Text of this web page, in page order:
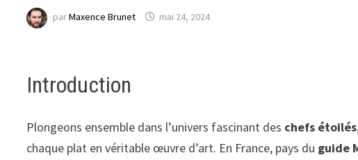
parMaxence Brunet mai 24, 2024
Introduction
Plongeons ensemble dans l’univers fascinant des chefs étoilés
chaque plat en véritable œuvre d’art. En France, pays du guide